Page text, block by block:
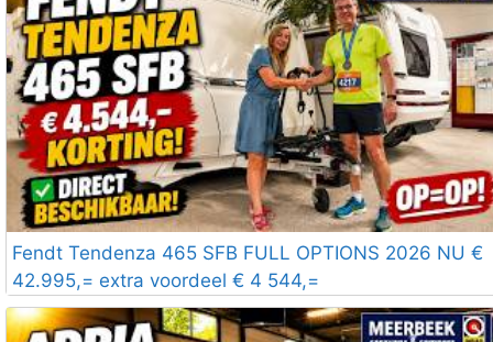
Fendt Tendenza 465 SFB FULL OPTIONS 2026 NU €
42.995,= extra voordeel € 4 544,=